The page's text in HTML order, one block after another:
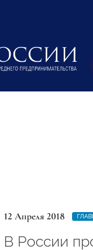
12 Апреля 2018
В России